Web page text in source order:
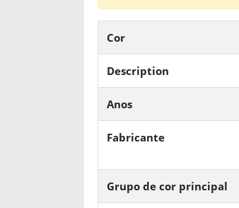
Cor
Description
Anos
Fabricante
Grupo de cor principal